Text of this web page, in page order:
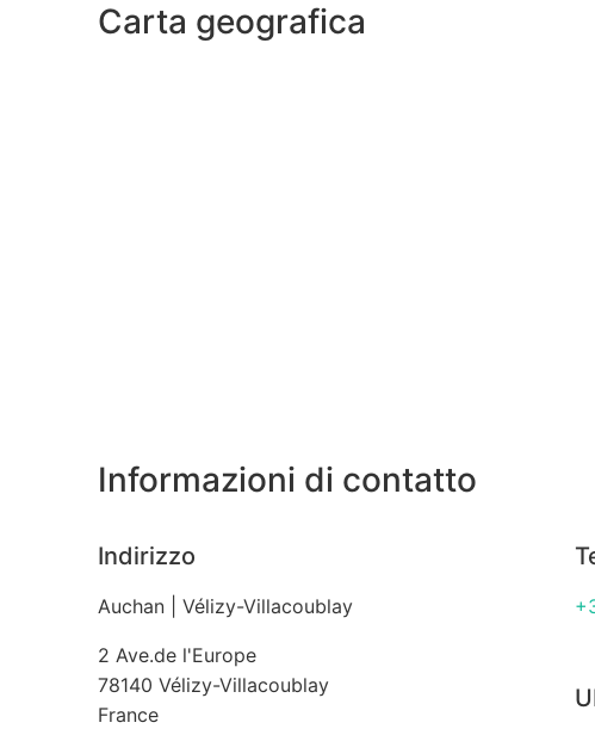
Carta geografica
Informazioni di contatto
Indirizzo
Auchan | Vélizy-Villacoublay
2 Ave.de l'Europe
78140 Vélizy-Villacoublay
France